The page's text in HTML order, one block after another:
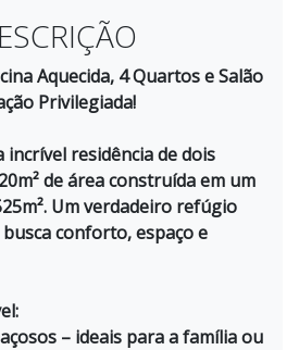
Aquecida, 4 Quartos e Salão
Privilegiada!
residência de dois
de área construída em um
Um verdadeiro refúgio
conforto, espaço e
– ideais para a família ou